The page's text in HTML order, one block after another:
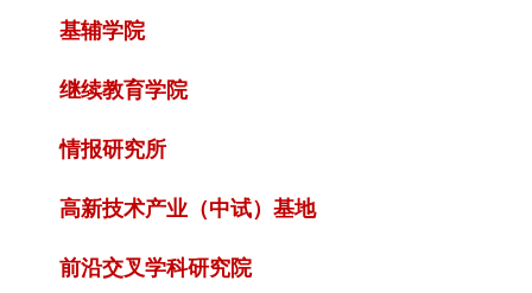
基辅学院
继续教育学院
情报研究所
高新技术产业（中试）基地
前沿交叉学科研究院